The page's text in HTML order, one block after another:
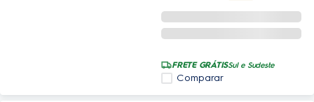
FRETE GRÁTISSul e Sudeste
Comparar